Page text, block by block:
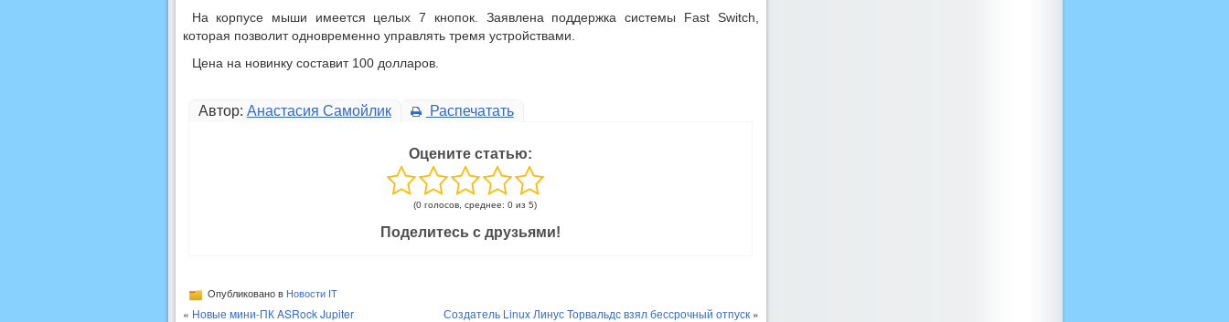
На корпусе мыши имеется целых 7 кнопок. Заявлена поддержка системы Fast Switch,
которая позволит одновременно управлять тремя устройствами.
Цена на новинку составит 100 долларов.
Автор: Анастасия Самойлик Распечатать
Оцените статью:
(0 голосов, среднее: 0 из 5)
Поделитесь с друзьями!
Опубликовано в Новости IT
« Новые мини-ПК ASRock Jupiter Создатель Linux Линус Торвальдс взял бессрочный отпуск»